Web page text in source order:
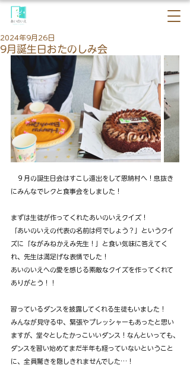
9月誕生日おたのしみ会
2024年9月26日
９月の誕生日会はすこし遠出をして恩納村へ！息抜き
にみんなでレクと食事会をしました！
まずは生徒が作ってくれたあいのいえクイズ！
「あいのいえの代表の名前は何でしょう？」というクイ
ズに「ながみねかえみ先生！」と食い気味に答えてく
れ、先生は満足げな表情でした！
あいのいえへの愛を感じる素敵なクイズを作ってくれて
ありがとう！！
習っているダンスを披露してくれる生徒もいました！
みんなが見守る中、緊張やプレッシャーもあったと思い
ますが、堂々としたかっこいいダンス！なんといっても、
ダンスを習い始めてまだ半年も経っていないということ
に、全員驚きを隠しきれませんでした…！